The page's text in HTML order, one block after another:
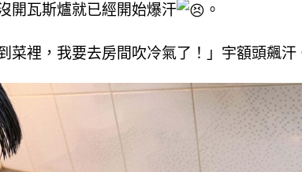
開瓦斯爐就已經開始爆汗 。
菜裡，我要去房間吹冷氣了！」宇額頭飆汗